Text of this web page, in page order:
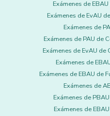
Exámenes de
Exámenes de EvAU
Exámenes de
Exámenes de PAU de
Exámenes de EvAU
Exámenes de
Exámenes de EBAU de
Exámenes de
Exámenes de
Exámenes de